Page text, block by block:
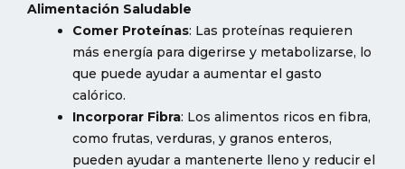
Alimentación Saludable
Comer Proteínas: Las proteínas requieren
más energía para digerirse y metabolizarse, lo
que puede ayudar a aumentar el gasto
calórico.
Incorporar Fibra: Los alimentos ricos en fibra,
como frutas, verduras, y granos enteros,
pueden ayudar a mantenerte lleno y reducir el